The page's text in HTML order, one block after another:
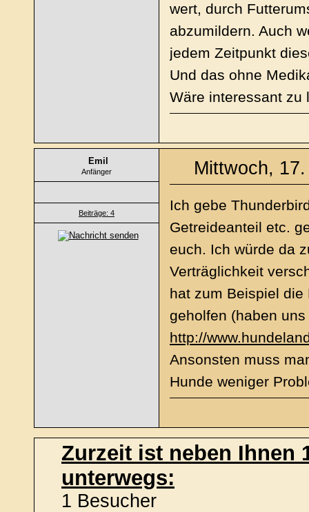
wert, durch
abzumildern. Auch
jedem Zeitpunkt
Und das ohne
Wäre interessant zu
Emil
Anfänger
Beiträge: 4
Mittwoch,
Ich gebe
Getreideanteil etc.
euch. Ich würde da
Verträglichkeit
hat zum Beispiel
geholfen (haben
http://
Ansonsten muss
Hunde weniger
Zurzeit ist neben Ihnen
unterwegs:
1 Besucher